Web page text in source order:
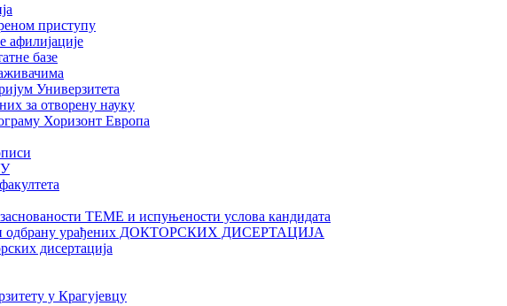
приступу
афилијације
базе
Универзитета
за отворену науку
Хоризонт Европа
ТЕМЕ и испуњености услова кандидата
и одбрану урађених ДОКТОРСКИХ ДИСЕРТАЦИЈА
дисертација
у Крагујевцу